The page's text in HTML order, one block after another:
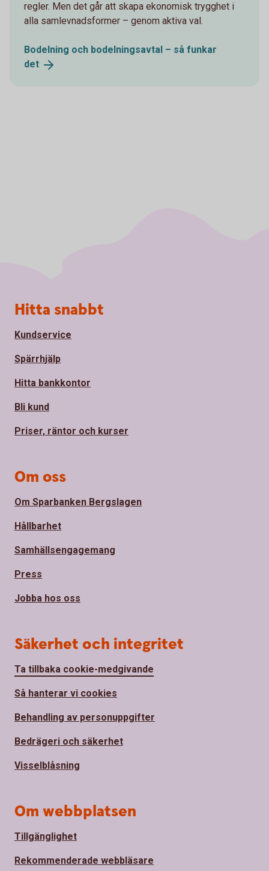
regler. Men det går att skapa ekonomisk trygghet i
alla samlevnadsformer – genom aktiva val.
Bodelning och bodelningsavtal – så funkar
det
Sidfot
Hitta snabbt
Kundservice
Spärrhjälp
Hitta bankkontor
Bli kund
Priser, räntor och kurser
Om oss
Om Sparbanken Bergslagen
Hållbarhet
Samhällsengagemang
Press
Jobba hos oss
Säkerhet och integritet
Ta tillbaka cookie-medgivande
Så hanterar vi cookies
Behandling av personuppgifter
Bedrägeri och säkerhet
Visselblåsning
Om webbplatsen
Tillgänglighet
Rekommenderade webbläsare